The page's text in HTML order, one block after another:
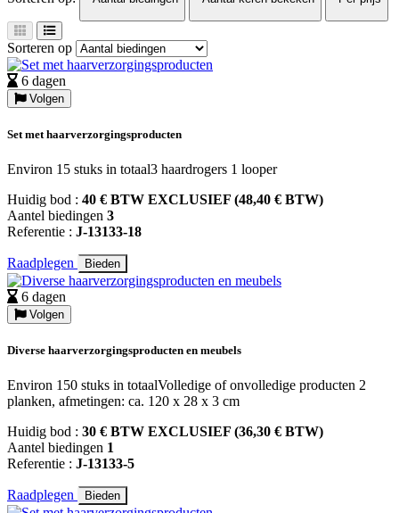
Sorteren op
6 dagen
Volgen
Set met haarverzorgingsproducten
Environ 15 stuks in totaal3 haardrogers 1 looper
Huidig bod : 40 € BTW EXCLUSIEF (48,40 € BTW)
Aantel biedingen 3
Referentie : J-13133-18
Raadplegen Bieden
6 dagen
Volgen
Diverse haarverzorgingsproducten en meubels
Environ 150 stuks in totaalVolledige of onvolledige producten 2
planken, afmetingen: ca. 120 x 28 x 3 cm
Huidig bod : 30 € BTW EXCLUSIEF (36,30 € BTW)
Aantel biedingen 1
Referentie : J-13133-5
Raadplegen Bieden